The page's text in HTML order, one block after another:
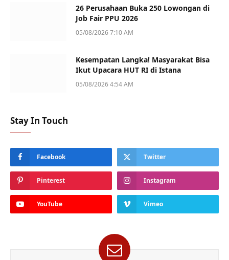
26 Perusahaan Buka 250 Lowongan di
Job Fair PPU 2026
05/08/2026 7:10 AM
Kesempatan Langka! Masyarakat Bisa
Ikut Upacara HUT RI di Istana
05/08/2026 4:54 AM
Stay In Touch
Facebook Twitter
Pinterest Instagram
YouTube Vimeo